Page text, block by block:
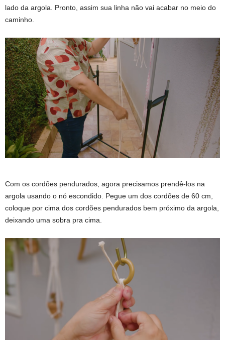
lado da argola. Pronto, assim sua linha não vai acabar no meio do
caminho.
Com os cordões pendurados, agora precisamos prendê-los na
argola usando o nó escondido. Pegue um dos cordões de 60 cm,
coloque por cima dos cordões pendurados bem próximo da argola,
deixando uma sobra pra cima.